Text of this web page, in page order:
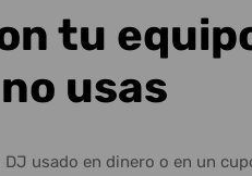
tu
usas
usado en dinero o en un